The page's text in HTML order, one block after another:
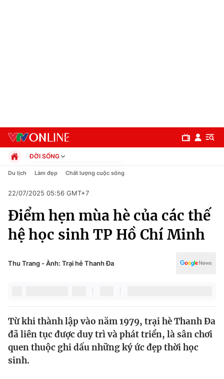
Chuyên mục
Chính trị
Y tế
Thế giới
Tin tức
ĐỜI SỐNG
Chính trị
Pháp luật
Kinh tế
Thể thao
Truyền hình
Y tế
Du lịch Làm đẹp Chất lượng cuộc sống
22/07/2025 05:56 GMT+7
Điểm hẹn mùa hè của các thế
hệ học sinh TP Hồ Chí Minh
Thu Trang - Ành: Trại hẻ Thanh Đa
Từ khi thành lập vào năm 1979, trại hè Thanh Đa
đã liên tục được duy trì và phát triển, là sân chơi
quen thuộc ghi dấu những ký ức đẹp thời học
sinh.